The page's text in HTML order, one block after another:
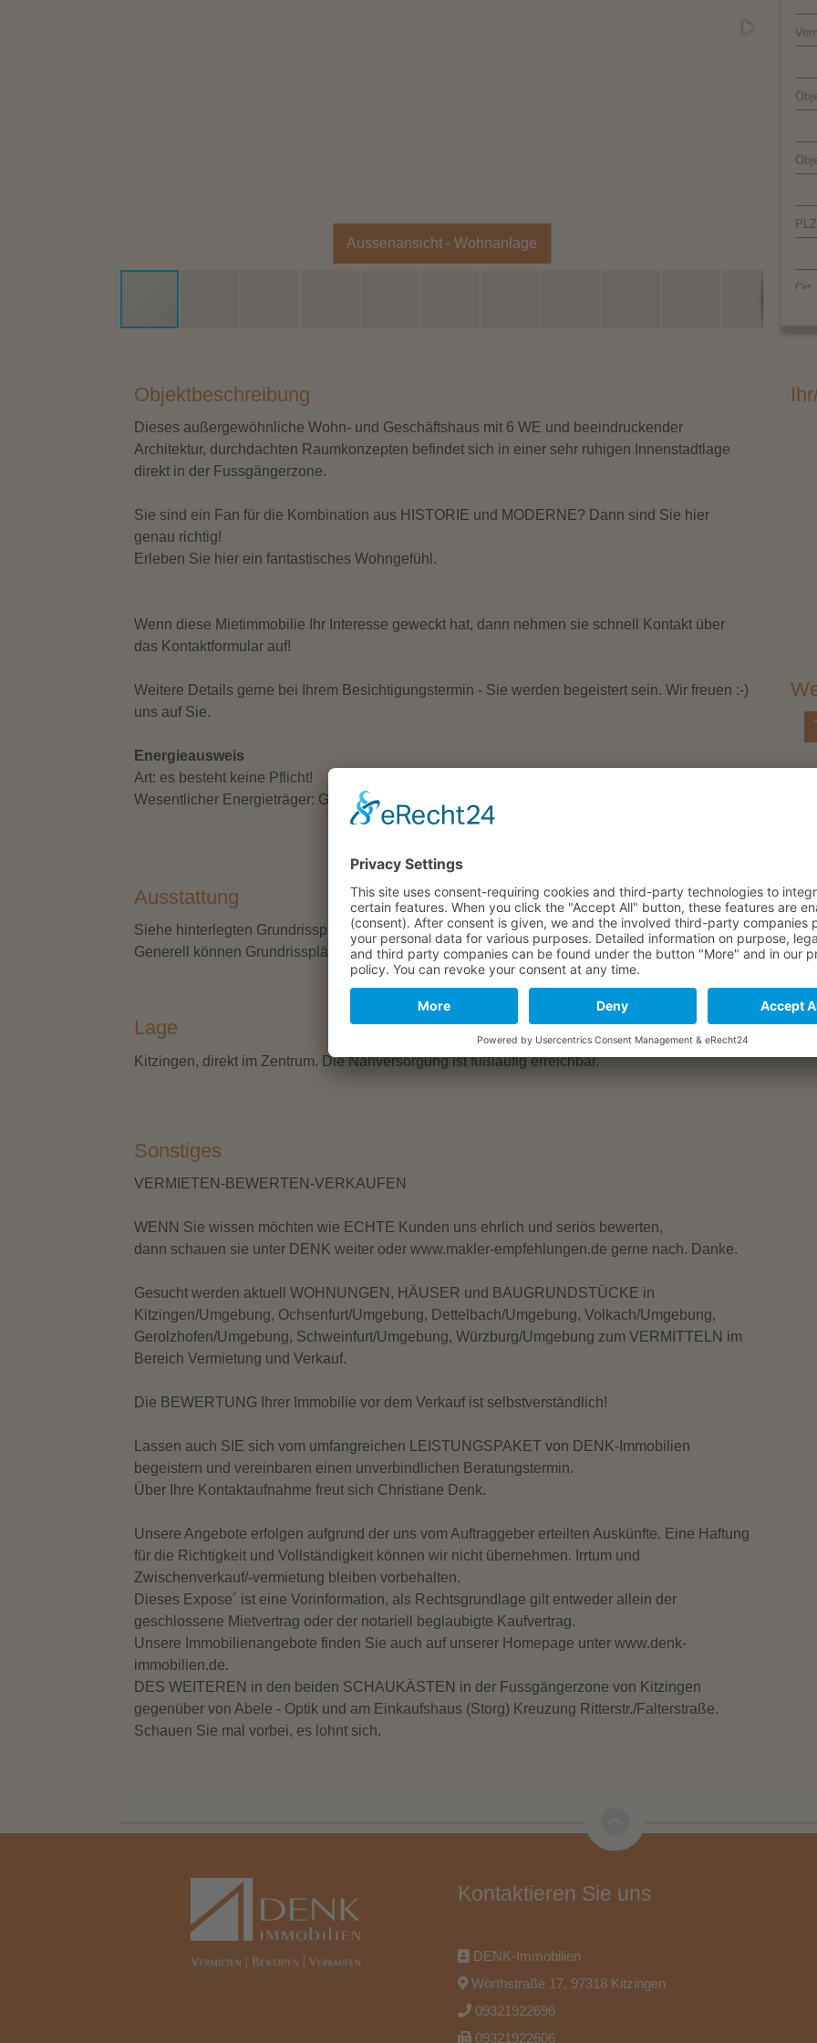
Aussenansicht - Wohnanlage
PLZ
Ort
Objektbeschreibung
Dieses außergewöhnliche Wohn- und Geschäftshaus mit 6 WE und beeindruckender
Architektur, durchdachten Raumkonzepten befindet sich in einer sehr ruhigen Innenstadtlage
direkt in der Fussgängerzone.
Sie sind ein Fan für die Kombination aus HISTORIE und MODERNE? Dann sind Sie hier
genau richtig!
Erleben Sie hier ein fantastisches Wohngefühl.
Wenn diese Mietimmobilie Ihr Interesse geweckt hat, dann nehmen sie schnell Kontakt über
das Kontaktformular auf!
Weitere Details gerne bei Ihrem Besichtigungstermin - Sie werden begeistert sein. Wir freuen :-)
uns auf Sie.
Energieausweis
Art: es besteht keine Pflicht!
Wesentlicher Energieträger: Gas
Ausstattung
Siehe hinterlegten Grundrissplan.
Generell können Grundrisspläne z.B. Raumaufteilung ect. vom IST-Zustand abweichen.
Lage
Kitzingen, direkt im Zentrum. Die Nahversorgung ist fußläufig erreichbar.
Sonstiges
VERMIETEN-BEWERTEN-VERKAUFEN
WENN Sie wissen möchten wie ECHTE Kunden uns ehrlich und seriös bewerten,
dann schauen sie unter DENK weiter oder www.makler-empfehlungen.de gerne nach. Danke.
Gesucht werden aktuell WOHNUNGEN, HÄUSER und BAUGRUNDSTÜCKE in
Kitzingen/Umgebung, Ochsenfurt/Umgebung, Dettelbach/Umgebung, Volkach/Umgebung,
Gerolzhofen/Umgebung, Schweinfurt/Umgebung, Würzburg/Umgebung zum VERMITTELN im
Bereich Vermietung und Verkauf.
Die BEWERTUNG Ihrer Immobilie vor dem Verkauf ist selbstverständlich!
Lassen auch SIE sich vom umfangreichen LEISTUNGSPAKET von DENK-Immobilien
begeistern und vereinbaren einen unverbindlichen Beratungstermin.
Über Ihre Kontaktaufnahme freut sich Christiane Denk.
Unsere Angebote erfolgen aufgrund der uns vom Auftraggeber erteilten Auskünfte. Eine Haftung
für die Richtigkeit und Vollständigkeit können wir nicht übernehmen. Irrtum und
Zwischenverkauf/-vermietung bleiben vorbehalten.
Dieses Expose´ ist eine Vorinformation, als Rechtsgrundlage gilt entweder allein der
geschlossene Mietvertrag oder der notariell beglaubigte Kaufvertrag.
Unsere Immobilienangebote finden Sie auch auf unserer Homepage unter www.denk-
immobilien.de.
DES WEITEREN in den beiden SCHAUKÄSTEN in der Fussgängerzone von Kitzingen
gegenüber von Abele - Optik und am Einkaufshaus (Storg) Kreuzung Ritterstr./Falterstraße.
Schauen Sie mal vorbei, es lohnt sich.
76 m² 1,5
2018 modernisiert! Mit Loggi ... 239.000 €
in 97318 Kitzingen
1.165 m²
Freizeitgrundstück „Grüne Oa ... 23.000 €
in 97320 Mainstockheim
Kontaktieren Sie uns
DENK-Immobilien
Wörthstraße 17, 97318 Kitzingen
09321922696
09321922606